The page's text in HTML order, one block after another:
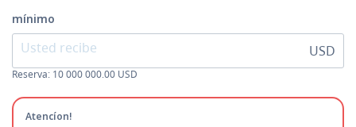
mínimo
USD
Reserva: 10 000 000.00 USD
Atencíon!